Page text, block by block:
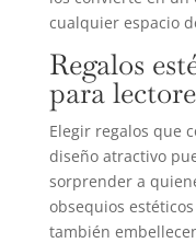
cualquier espacio
Regalos
para
Elegir regalos que
diseño atractivo
sorprender a
obsequios
también